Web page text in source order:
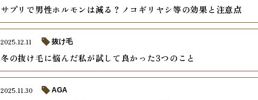
サプリで男性ホルモンは減る？ノコギリヤシ等の効果と注意点
冬の抜け毛に悩んだ私が試して良かった3つのこと
2025.12.11 抜け毛
2025.11.30 AGA